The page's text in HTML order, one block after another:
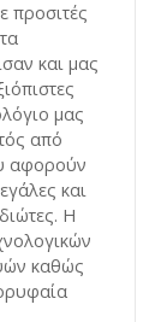
προσιτές
και μας
μας
από
αφορούν
και
Η
καθώς